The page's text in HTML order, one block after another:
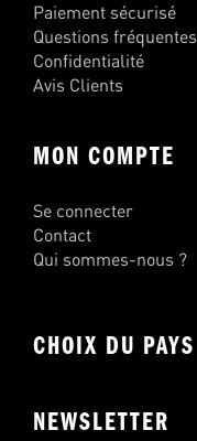
Paiement sécurisé
Questions fréquentes
Confidentialité
Avis Clients
MON COMPTE
Se connecter
Contact
Qui sommes-nous ?
CHOIX DU PAYS
NEWSLETTER